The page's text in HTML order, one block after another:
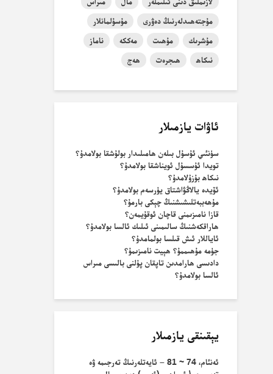
مۇجتەھىدلەرنىڭ دەۋرى
مۇسۇلمانلار
مۇشرىك
مۇھىت مەككە
ناماز
نىكاھ
ھىجرەت ھەج
ئاۋات يازمىلار
سۈنئىي ئۇسۇل بىلەن ھامىلىدار بولۇشقا بولامدۇ؟
تويدا ئۇسسۇل ئويناشقا بولامدۇ؟
نىكاھ بۇزۇلامدۇ؟
ئۆيدە يالاڭۋاشتاق يۈرسەم بولامدۇ؟
مۇھەببەتلىشىشنىڭ چېكى بارمۇ؟
قازا نامىزىمنى قاچان ئوقۇيمەن؟
ھاراقكەشنىڭ سالىمىنى ئىلىك ئالسا بولامدۇ؟
ئاياللار ئىش قىلسا بولمامدۇ؟
جۈمە مۇھىممۇ؟ ھېيت نامىزىمۇ؟
دادىسى ھارامدىن تاپقان پۇلنى بالىسى مىراس
ئالسا بولامدۇ؟
يېقىنقى يازمىلار
ئەنئام، 74 ~ 81 – ئايەتلەرنىڭ تەرجىمە ۋە